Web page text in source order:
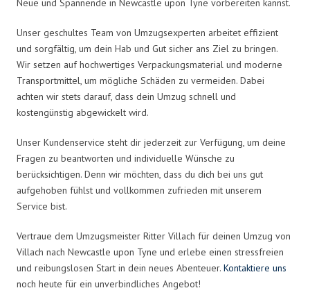
Neue und Spannende in Newcastle upon Tyne vorbereiten kannst.
Unser geschultes Team von Umzugsexperten arbeitet effizient
und sorgfältig, um dein Hab und Gut sicher ans Ziel zu bringen.
Wir setzen auf hochwertiges Verpackungsmaterial und moderne
Transportmittel, um mögliche Schäden zu vermeiden. Dabei
achten wir stets darauf, dass dein Umzug schnell und
kostengünstig abgewickelt wird.
Unser Kundenservice steht dir jederzeit zur Verfügung, um deine
Fragen zu beantworten und individuelle Wünsche zu
berücksichtigen. Denn wir möchten, dass du dich bei uns gut
aufgehoben fühlst und vollkommen zufrieden mit unserem
Service bist.
Vertraue dem Umzugsmeister Ritter Villach für deinen Umzug von
Villach nach Newcastle upon Tyne und erlebe einen stressfreien
und reibungslosen Start in dein neues Abenteuer. Kontaktiere uns
noch heute für ein unverbindliches Angebot!